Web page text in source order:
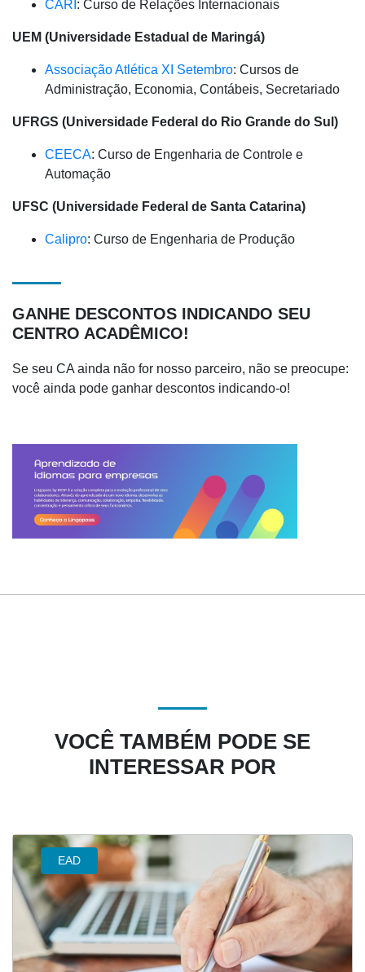
CARI : Curso de Relações Internacionais
UEM (Universidade Estadual de Maringá)
Associação Atlética XI Setembro: Cursos de
Administração, Economia, Contábeis, Secretariado
UFRGS (Universidade Federal do Rio Grande do Sul)
CEECA: Curso de Engenharia de Controle e
Automação
UFSC (Universidade Federal de Santa Catarina)
Calipro: Curso de Engenharia de Produção
GANHE DESCONTOS INDICANDO SEU
CENTRO ACADÊMICO!
Se seu CA ainda não for nosso parceiro, não se preocupe:
você ainda pode ganhar descontos indicando-o!
VOCÊ TAMBÉM PODE SE
INTERESSAR POR
EAD